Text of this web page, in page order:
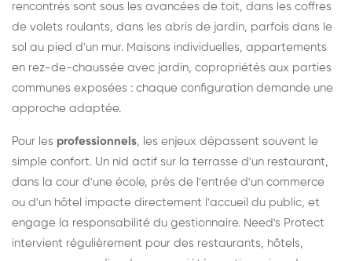
rencontrés sont sous les avancées de toit, dans les coffres
de volets roulants, dans les abris de jardin, parfois dans le
sol au pied d'un mur. Maisons individuelles, appartements
en rez-de-chaussée avec jardin, copropriétés aux parties
communes exposées : chaque configuration demande une
approche adaptée.
Pour les professionnels, les enjeux dépassent souvent le
simple confort. Un nid actif sur la terrasse d'un restaurant,
dans la cour d'une école, près de l'entrée d'un commerce
ou d'un hôtel impacte directement l'accueil du public, et
engage la responsabilité du gestionnaire. Need's Protect
intervient régulièrement pour des restaurants, hôtels,